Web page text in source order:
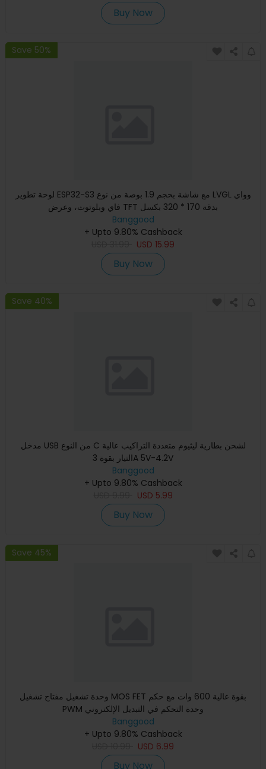
Buy Now
Save 50%
لوحة تطوير ESP32-S3 مع شاشة بحجم 1.9 بوصة من نوع LVGL وواي
فاي وبلوتوث، وعرض TFT بدقة 170 * 320 بكسل
Banggood
+ Upto 9.80% Cashback
USD 15.99
Buy Now
Save 40%
مدخل USB من النوع C لشحن بطارية ليثيوم متعددة التراكيب عالية
التيار بقوة 3A 5V-4.2V
Banggood
+ Upto 9.80% Cashback
USD 5.99
Buy Now
Save 45%
وحدة تشغيل مفتاح تشغيل MOS FET بقوة عالية 600 وات مع حكم
PWM وحدة التحكم في التبديل الإلكتروني
Banggood
+ Upto 9.80% Cashback
USD 6.99
Buy Now